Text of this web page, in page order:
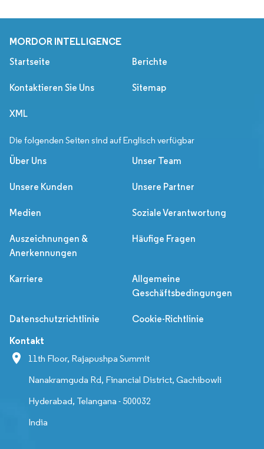
MORDOR INTELLIGENCE
Startseite Berichte
Kontaktieren Sie Uns Sitemap
XML
Die folgenden Seiten sind auf Englisch verfügbar
Über Uns Unser Team
Unsere Kunden Unsere Partner
Medien Soziale Verantwortung
Auszeichnungen &
Anerkennungen
Häufige Fragen
Karriere
Allgemeine
Geschäftsbedingungen
Datenschutzrichtlinie Cookie-Richtlinie
Kontakt
11th Floor, Rajapushpa Summit
Nanakramguda Rd, Financial District, Gachibowli
Hyderabad, Telangana - 500032
India